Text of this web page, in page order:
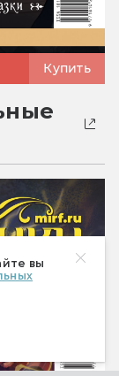
вы
Купить